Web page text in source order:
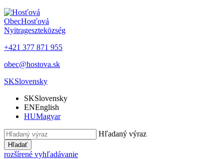
ObecHosťová
Nyitrageszteközség
+421 377 871 955
obec@hostova.sk
SKSlovensky
SKSlovensky
ENEnglish
HUMagyar
Hľadaný výraz
Hľadať
rozšírené vyhľadávanie